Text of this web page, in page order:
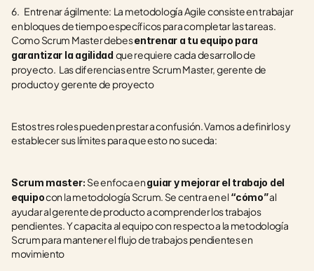
6.    Entrenar ágilmente: La metodología Agile consiste en trabajar
en bloques de tiempo específicos para completar las tareas.
Como Scrum Master debes entrenar a tu equipo para
garantizar la agilidad que requiere cada desarrollo de
proyecto. Las diferencias entre Scrum Master, gerente de
producto y gerente de proyecto
Estos tres roles pueden prestar a confusión. Vamos a definirlos y
establecer sus límites para que esto no suceda:
Scrum master: Se enfoca en guiar y mejorar el trabajo del
equipo con la metodología Scrum. Se centra en el “cómo” al
ayudar al gerente de producto a comprender los trabajos
pendientes. Y capacita al equipo con respecto a la metodología
Scrum para mantener el flujo de trabajos pendientes en
movimiento